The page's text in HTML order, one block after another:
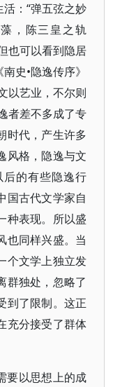
活：“弹五弦之妙
，陈三皇之轨
也可以看到隐居
史•隐逸传序》
以艺业，不尔则
者差不多成了专
时代，产生许多
风格，隐逸与文
的有些隐逸行
国古代文学家自
种表现。所以盛
也同样兴盛。当
个文学上独立发
群独处，忽略了
到了限制。这正
充分接受了群体
要以思想上的成